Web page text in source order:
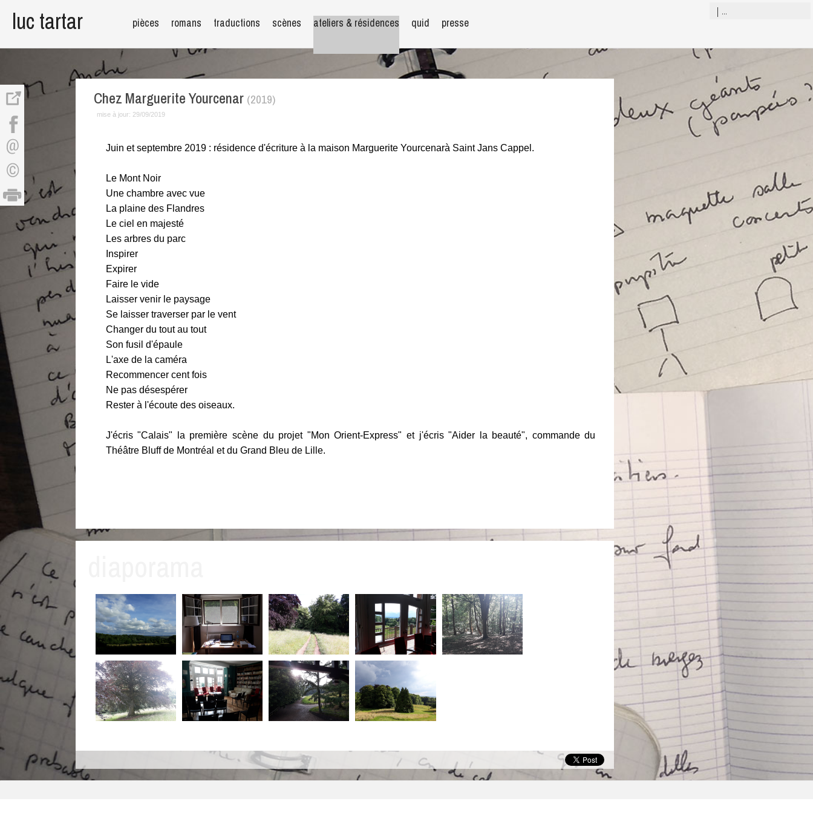
luc tartar pièces romans traductions scènes ateliers & résidences quid presse
Chez Marguerite Yourcenar (2019)
mise à jour: 29/09/2019
Juin et septembre 2019 : résidence d'écriture à la maison Marguerite Yourcenarà Saint Jans Cappel.
Le Mont Noir
Une chambre avec vue
La plaine des Flandres
Le ciel en majesté
Les arbres du parc
Inspirer
Expirer
Faire le vide
Laisser venir le paysage
Se laisser traverser par le vent
Changer du tout au tout
Son fusil d'épaule
L'axe de la caméra
Recommencer cent fois
Ne pas désespérer
Rester à l'écoute des oiseaux.
J'écris "Calais" la première scène du projet "Mon Orient-Express" et j'écris "Aider la beauté", commande du
Théâtre Bluff de Montréal et du Grand Bleu de Lille.